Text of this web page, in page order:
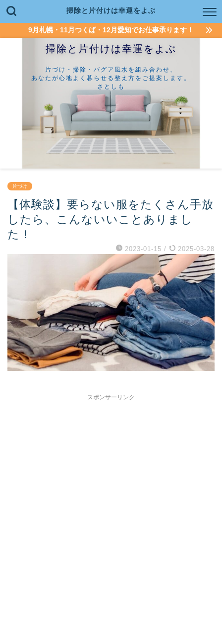
掃除と片付けは幸運をよぶ
9月札幌・11月つくば・12月愛知でお仕事承ります！
掃除と片付けは幸運をよぶ
片づけ・掃除・バグア風水を組み合わせ、
あなたが心地よく暮らせる整え方をご提案します。
さとしも
片づけ
【体験談】要らない服をたくさん手放
したら、こんないいことありまし
た！
2023-01-15 / 2025-03-28
スポンサーリンク